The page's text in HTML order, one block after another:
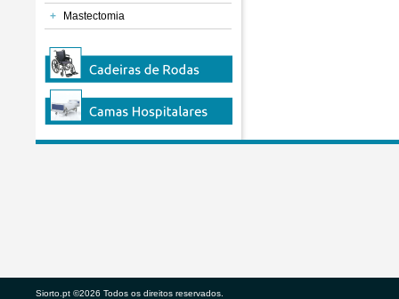
+ Mastectomia
Siorto.pt ©2026 Todos os direitos reservados.